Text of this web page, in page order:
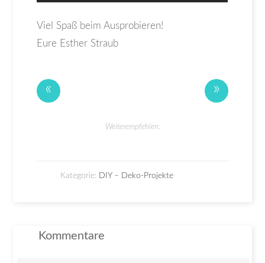
Viel Spaß beim Ausprobieren!
Eure Esther Straub
« »
Weiterempfehlen:
Kategorie: DIY – Deko-Projekte
Kommentare